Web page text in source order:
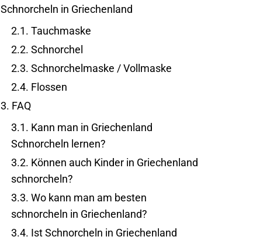
Schnorcheln in Griechenland
2.1. Tauchmaske
2.2. Schnorchel
2.3. Schnorchelmaske / Vollmaske
2.4. Flossen
3. FAQ
3.1. Kann man in Griechenland
Schnorcheln lernen?
3.2. Können auch Kinder in Griechenland
schnorcheln?
3.3. Wo kann man am besten
schnorcheln in Griechenland?
3.4. Ist Schnorcheln in Griechenland